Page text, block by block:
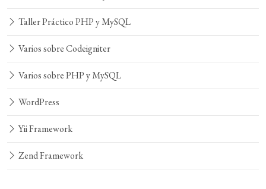
Taller Práctico PHP y MySQL
Varios sobre Codeigniter
Varios sobre PHP y MySQL
WordPress
Yii Framework
Zend Framework